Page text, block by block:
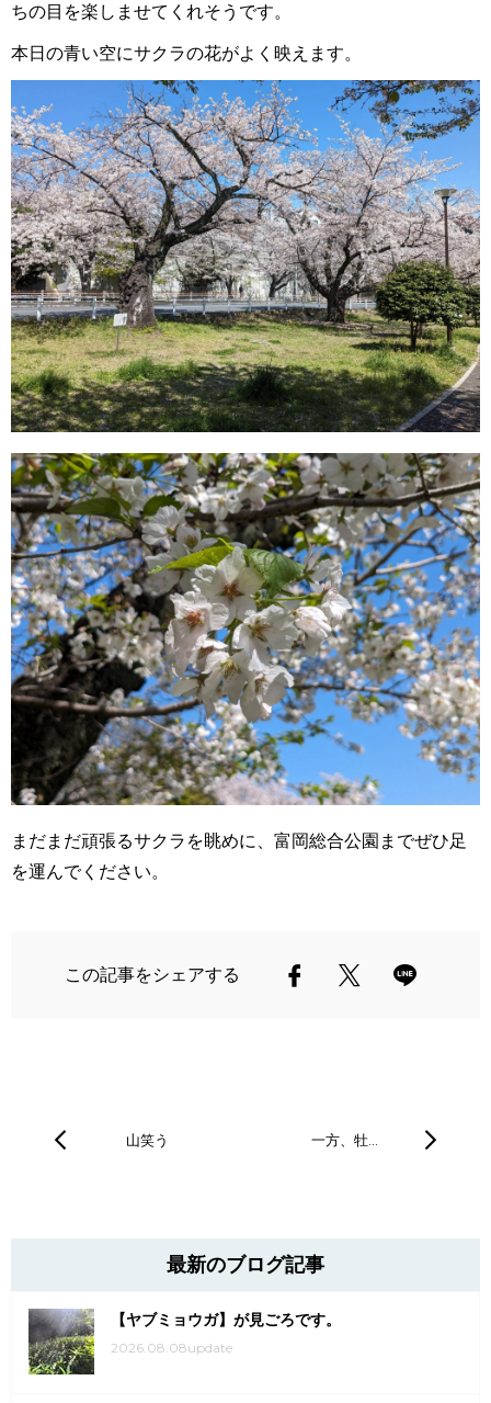
ちの目を楽しませてくれそうです。
本日の青い空にサクラの花がよく映えます。
まだまだ頑張るサクラを眺めに、富岡総合公園までぜひ足
を運んでください。
この記事をシェアする
山笑う 一方、牡…
最新のブログ記事
【ヤブミョウガ】が見ごろです。
2026.08.08update